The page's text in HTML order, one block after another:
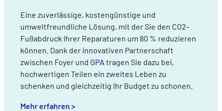
Eine zuverlässige, kostengünstige und
umweltfreundliche Lösung, mit der Sie den CO2-
Fußabdruck Ihrer Reparaturen um 80 % reduzieren
können. Dank der innovativen Partnerschaft
zwischen Foyer und GPA tragen Sie dazu bei,
hochwertigen Teilen ein zweites Leben zu
schenken und gleichzeitig Ihr Budget zu schonen.
Mehr erfahren >